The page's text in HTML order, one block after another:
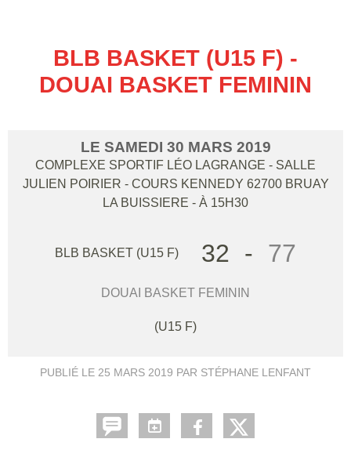
BLB BASKET (U15 F) -
DOUAI BASKET FEMININ
LE SAMEDI 30 MARS 2019
COMPLEXE SPORTIF LÉO LAGRANGE - SALLE
JULIEN POIRIER - COURS KENNEDY 62700 BRUAY
LA BUISSIERE - À 15H30
BLB BASKET (U15 F) 32 - 77
DOUAI BASKET FEMININ
(U15 F)
PUBLIÉ LE 25 MARS 2019 PAR STÉPHANE LENFANT